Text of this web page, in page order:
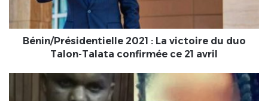
Talata
confirmée
Bénin/Présidentielle 2021 : La victoire du duo
Talon-Talata confirmée ce 21 avril